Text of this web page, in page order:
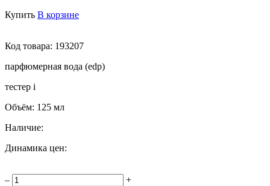
Купить В корзине
Код товара: 193207
парфюмерная вода (edp)
тестер i
Объём: 125 мл
Наличие:
Динамика цен:
– +